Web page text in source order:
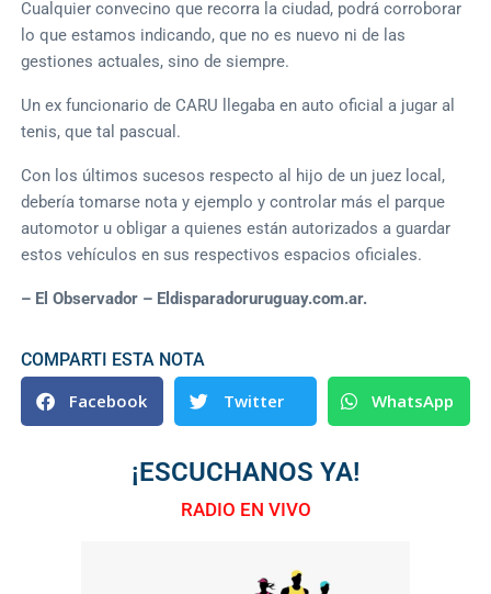
Cualquier convecino que recorra la ciudad, podrá corroborar
lo que estamos indicando, que no es nuevo ni de las
gestiones actuales, sino de siempre.
Un ex funcionario de CARU llegaba en auto oficial a jugar al
tenis, que tal pascual.
Con los últimos sucesos respecto al hijo de un juez local,
debería tomarse nota y ejemplo y controlar más el parque
automotor u obligar a quienes están autorizados a guardar
estos vehículos en sus respectivos espacios oficiales.
– El Observador – Eldisparadoruruguay.com.ar.
COMPARTI ESTA NOTA
Facebook Twitter WhatsApp
¡ESCUCHANOS YA!
RADIO EN VIVO